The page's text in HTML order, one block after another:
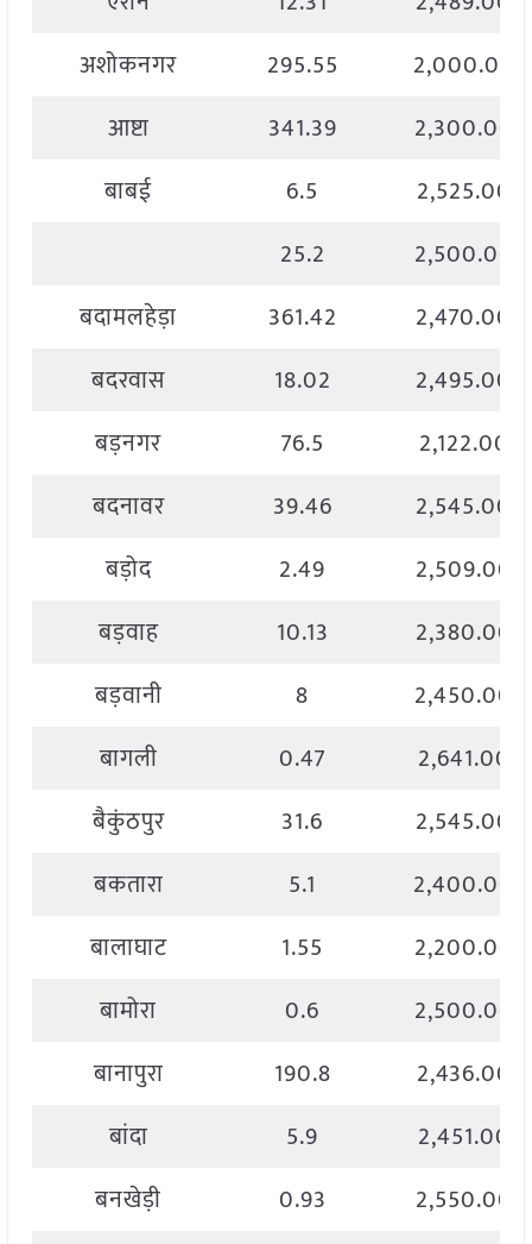
अशोकनगर
295.55
2,000.00
आष्टा
341.39
2,300.00
बाबई
6.5
2,525.00
25.2
2,500.00
बदामलहेड़ा
361.42
2,470.00
बदरवास
18.02
2,495.00
बड़नगर
76.5
2,122.00
बदनावर
39.46
2,545.00
बड़ोद
2.49
2,509.00
बड़वाह
10.13
2,380.00
बड़वानी
8
2,450.00
बागली
0.47
2,641.00
बैकुंठपुर
31.6
2,545.00
बकतारा
5.1
2,400.00
बालाघाट
1.55
2,200.00
बामोरा
0.6
2,500.00
बानापुरा
190.8
2,436.00
बांदा
5.9
2,451.00
बनखेड़ी
0.93
2,550.00